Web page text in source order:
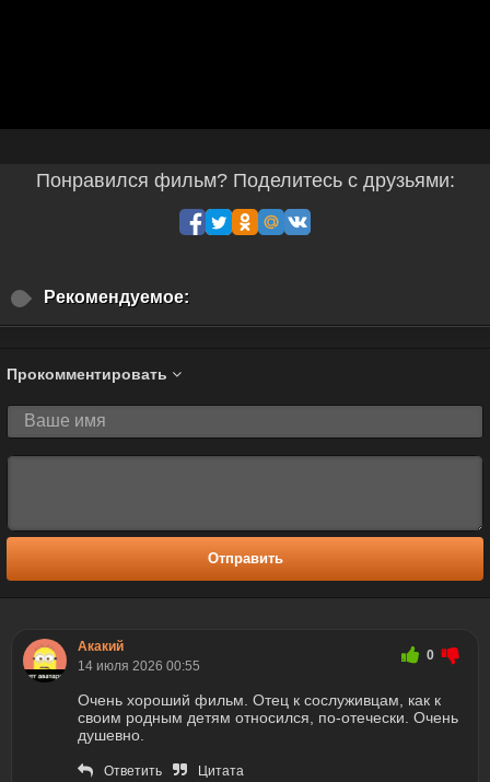
Понравился фильм? Поделитесь с друзьями:
Рекомендуемое:
Прокомментировать
Отправить
Акакий
14 июля 2026 00:55
0
Очень хороший фильм. Отец к сослуживцам, как к
своим родным детям относился, по-отечески. Очень
душевно.
Ответить Цитата